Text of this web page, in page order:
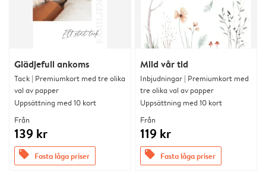
Glädjefull ankoms
Tack | Premiumkort med tre olika
val av papper
Uppsättning med 10 kort
Från
139 kr
offers Fasta låga priser
Mild vår tid
Inbjudningar | Premiumkort med
tre olika val av papper
Uppsättning med 10 kort
Från
119 kr
offers Fasta låga priser